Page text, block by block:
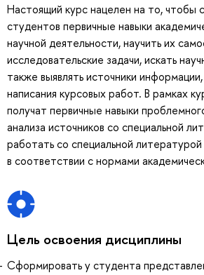
Настоящий курс нацелен на то, чтобы
студентов первичные навыки
научной деятельности, научить их
исследовательские задачи, искать
также выявлять источники
написания курсовых работ. В рамках
получат первичные навыки
анализа источников со специальной
работать со специальной
в соответствии с нормами
Цель освоения дисциплины
Сформировать у студента